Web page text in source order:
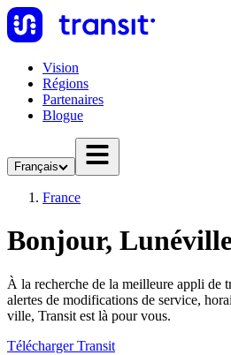
Vision
Régions
Partenaires
Blogue
Français
France
Bonjour,
À la recherche de la meilleure appli de
alertes de modifications de service,
ville, Transit est là pour vous.
Télécharger Transit